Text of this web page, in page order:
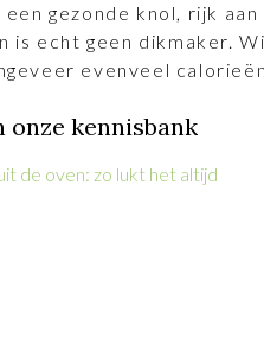
gezonde knol, rijk aan
is echt geen dikmaker.
evenveel
onze kennisbank
de oven: zo lukt het altijd